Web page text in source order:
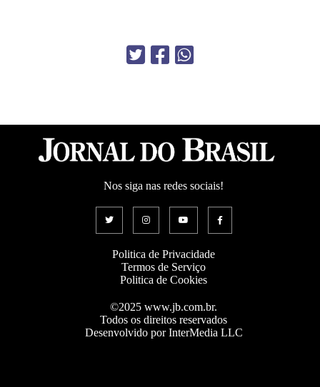
Nos siga nas redes sociais!
Politica de Privacidade
Termos de Serviço
Politica de Cookies
©2025 www.jb.com.br.
Todos os direitos reservados
Desenvolvido por InterMedia LLC